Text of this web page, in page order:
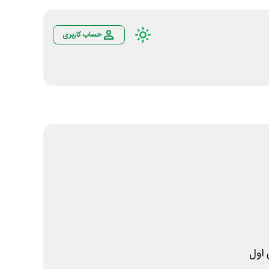
حساب کاربری